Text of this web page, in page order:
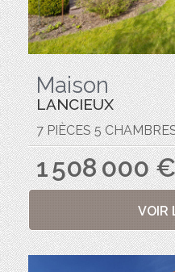
Maison
LANCIEUX
7 PIÈCES 5
1 508 000
VOIR